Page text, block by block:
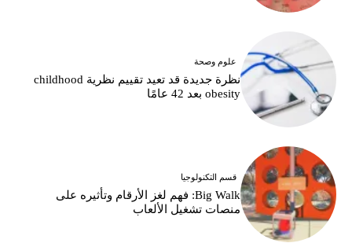
علوم وصحة
نظرة جديدة قد تعيد تقييم نظرية childhood
obesity بعد 42 عامًا
قسم التكنولوجيا
Big Walk: فهم لغز الأرقام وتأثيره على
منصات تشغيل الألعاب